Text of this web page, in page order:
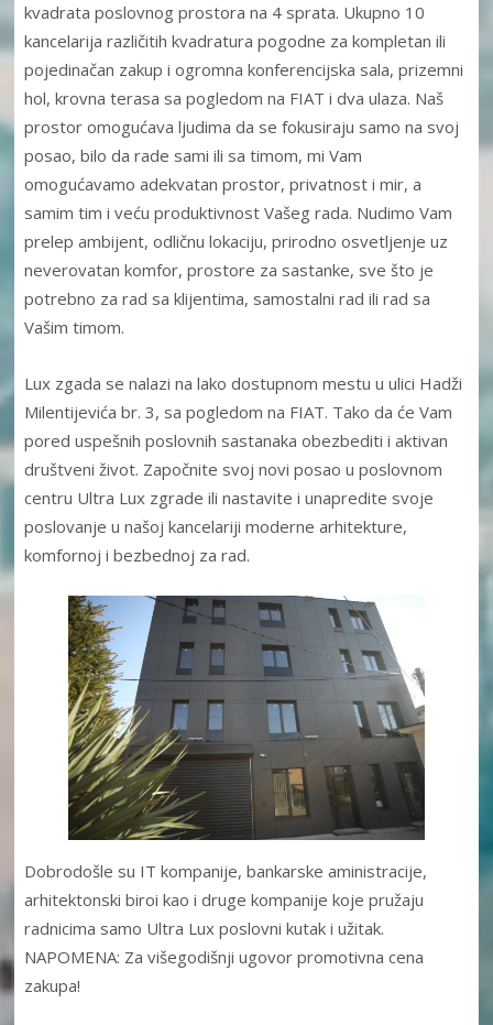
kvadrata poslovnog prostora na 4 sprata. Ukupno 10
kancelarija različitih kvadratura pogodne za kompletan ili
pojedinačan zakup i ogromna konferencijska sala, prizemni
hol, krovna terasa sa pogledom na FIAT i dva ulaza. Naš
prostor omogućava ljudima da se fokusiraju samo na svoj
posao, bilo da rade sami ili sa timom, mi Vam
omogućavamo adekvatan prostor, privatnost i mir, a
samim tim i veću produktivnost Vašeg rada. Nudimo Vam
prelep ambijent, odličnu lokaciju, prirodno osvetljenje uz
neverovatan komfor, prostore za sastanke, sve što je
potrebno za rad sa klijentima, samostalni rad ili rad sa
Vašim timom.
Lux zgada se nalazi na lako dostupnom mestu u ulici Hadži
Milentijevića br. 3, sa pogledom na FIAT. Tako da će Vam
pored uspešnih poslovnih sastanaka obezbediti i aktivan
društveni život. Započnite svoj novi posao u poslovnom
centru Ultra Lux zgrade ili nastavite i unapredite svoje
poslovanje u našoj kancelariji moderne arhitekture,
komfornoj i bezbednoj za rad.
Dobrodošle su IT kompanije, bankarske aministracije,
arhitektonski biroi kao i druge kompanije koje pružaju
radnicima samo Ultra Lux poslovni kutak i užitak.
NAPOMENA: Za višegodišnji ugovor promotivna cena
zakupa!